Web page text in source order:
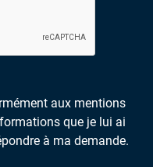
aux mentions
que je lui ai
à ma demande.